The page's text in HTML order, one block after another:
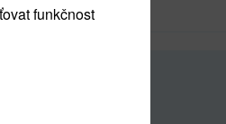
funkčnost